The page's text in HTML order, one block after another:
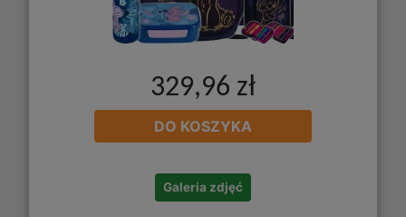
329,96 zł
DO KOSZYKA
Galeria zdjęć